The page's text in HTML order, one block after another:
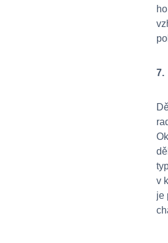
7.
v
je